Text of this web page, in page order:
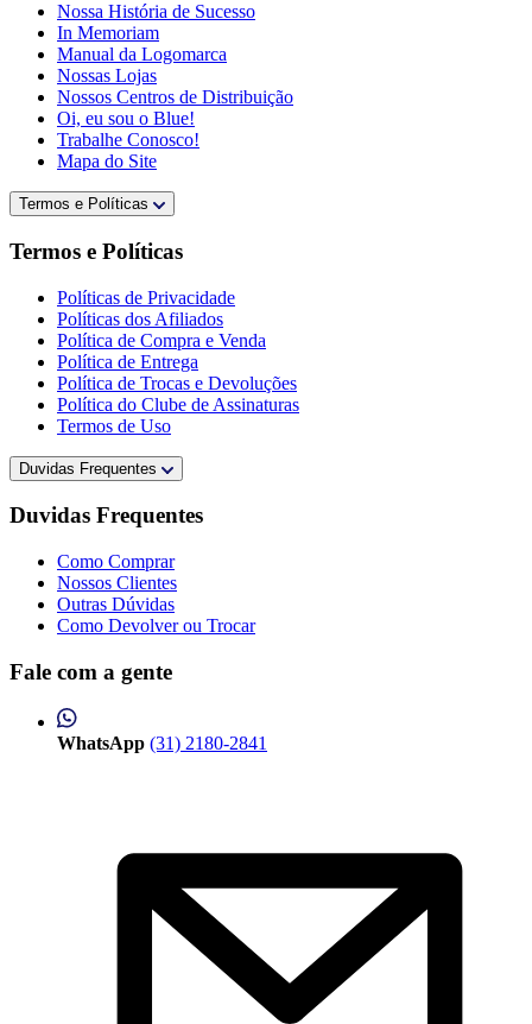
Nossa História de Sucesso
In Memoriam
Manual da Logomarca
Nossas Lojas
Nossos Centros de Distribuição
Oi, eu sou o Blue!
Trabalhe Conosco!
Mapa do Site
Termos e Políticas
Termos e Políticas
Políticas de Privacidade
Políticas dos Afiliados
Política de Compra e Venda
Política de Entrega
Política de Trocas e Devoluções
Política do Clube de Assinaturas
Termos de Uso
Duvidas Frequentes
Duvidas Frequentes
Como Comprar
Nossos Clientes
Outras Dúvidas
Como Devolver ou Trocar
Fale com a gente
WhatsApp (31) 2180-2841